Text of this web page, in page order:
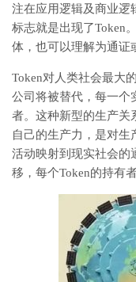
注在应用逻辑及商业逻
标志就是出现了Token
体，也可以理解为通证
Token对人类社会最大
公司将被替代，每一个
者。这种新型的生产关
自己的生产力，是对生
活动映射到现实社会的
移，每个Token的持有